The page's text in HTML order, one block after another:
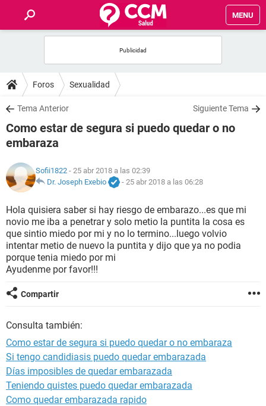
MENU
FOROS
SALUD
FAMILIA
NUTRICIÓN
SEXUALIDAD
GLOSARIO
Foros Sexualidad
Tema Anterior Siguiente Tema
Como estar de segura si puedo quedar o no
embaraza
Sofii1822 - 25 abr 2018 a las 02:39
Dr. Joseph Exebio
- 25 abr 2018 a las 06:28
Hola quisiera saber si hay riesgo de embarazo...es que mi
novio me iba a penetrar y solo metio la puntita la cosa es
que sintio miedo por mi y no lo termino...luego volvio
intentar metio de nuevo la puntita y dijo que ya no podia
porque tenia miedo por mi
Ayudenme por favor!!!
Compartir
Consulta también:
Como estar de segura si puedo quedar o no embaraza
Si tengo candidiasis puedo quedar embarazada
Días imposibles de quedar embarazada
Teniendo quistes puedo quedar embarazada
Como quedar embarazada rapido